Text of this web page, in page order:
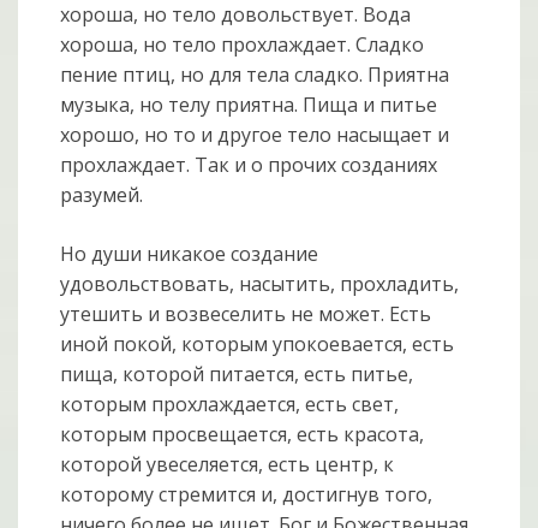
хороша, но тело довольствует. Вода
хороша, но тело прохлаждает. Сладко
пение птиц, но для тела сладко. Приятна
музыка, но телу приятна. Пища и питье
хорошо, но то и другое тело насыщает и
прохлаждает. Так и о прочих созданиях
разумей.
Но души никакое создание
удовольствовать, насытить, прохладить,
утешить и возвеселить не может. Есть
иной покой, которым упокоевается, есть
пища, которой питается, есть питье,
которым прохлаждается, есть свет,
которым просвещается, есть красота,
которой увеселяется, есть центр, к
которому стремится и, достигнув того,